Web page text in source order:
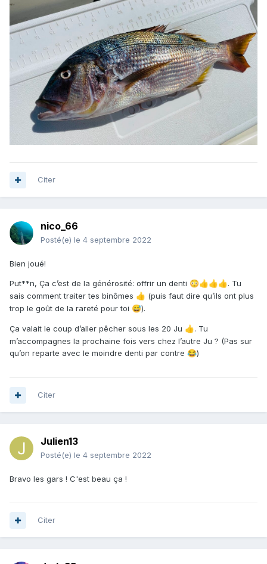
Citer
nico_66
Posté(e) le 4 septembre 2022
Bien joué!
Put**n, Ça c’est de la générosité: offrir un denti 😳👍👍👍. Tu
sais comment traiter tes binômes 👍 (puis faut dire qu’ils ont plus
trop le goût de la rareté pour toi 😅).
Ça valait le coup d’aller pêcher sous les 20 Ju 👍. Tu
m’accompagnes la prochaine fois vers chez l’autre Ju ? (Pas sur
qu’on reparte avec le moindre denti par contre 😂)
Citer
Julien13
Posté(e) le 4 septembre 2022
Bravo les gars ! C'est beau ça !
Citer